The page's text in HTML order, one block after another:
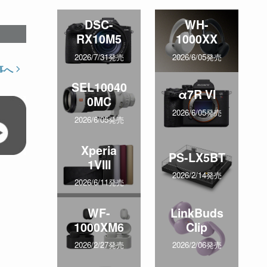
へ
DSC-
RX10M5
2026/7/31発売
WH-
1000XX
2026/6/05発売
SEL10040
0MC
2026/6/05発売
α7R VI
2026/6/05発売
Xperia
1VIII
2026/6/11発売
PS-LX5BT
2026/2/14発売
WF-
1000XM6
2026/2/27発売
LinkBuds
Clip
2026/2/06発売